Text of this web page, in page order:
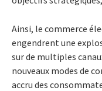
Ainsi, le commerce
engendrent une
sur de multiples
nouveaux modes de
accru des